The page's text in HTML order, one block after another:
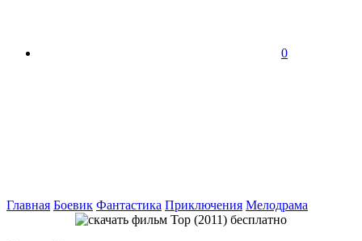
0
Главная Боевик Фантастика Приключения Мелодрама